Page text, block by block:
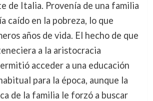
de Italia. Provenía de una familia
caído en la pobreza, lo que
años de vida. El hecho de que
a la aristocracia
acceder a una educación
para la época, aunque la
de la familia le forzó a buscar